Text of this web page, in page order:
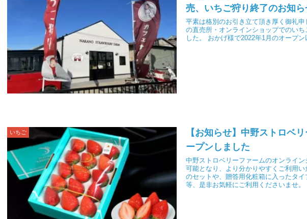
売、いちご狩り終了のお知ら
平素は格別のお引き立て頂き厚く御礼
の直売所・オンラインショップでのい
した。 おかげ様で2022年1月のオープ
いちご
【お知らせ】中野ストロベ
ープンしました
中野ストロベリーファームのオンライ
可能となり、より分かりやすくご利用
のセットや、贈答用化粧箱に入ったタ
等、是非お気軽にご利用くださいませ。